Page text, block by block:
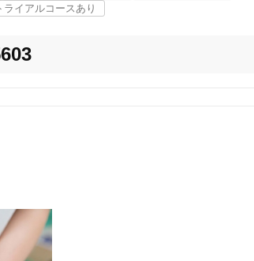
ライアルコースあり